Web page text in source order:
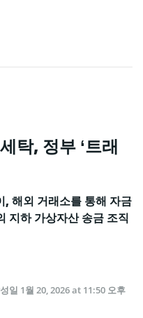
탁, 정부 ‘트래
, 해외 거래소를 통해 자금
지하 가상자산 송금 조직
일 1월 20, 2026 at 11:50 오후